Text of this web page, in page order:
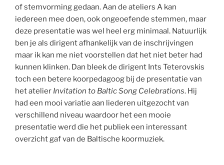
of stemvorming gedaan. Aan de ateliers A kan
iedereen mee doen, ook ongeoefende stemmen, maar
deze presentatie was wel heel erg minimaal. Natuurlijk
ben je als dirigent afhankelijk van de inschrijvingen
maar ik kan me niet voorstellen dat het niet beter had
kunnen klinken. Dan bleek de dirigent Ints Teterovskis
toch een betere koorpedagoog bij de presentatie van
het atelier Invitation to Baltic Song Celebrations. Hij
had een mooi variatie aan liederen uitgezocht van
verschillend niveau waardoor het een mooie
presentatie werd die het publiek een interessant
overzicht gaf van de Baltische koormuziek.